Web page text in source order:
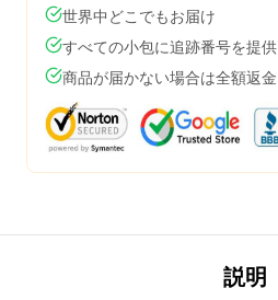
世界中どこでもお届け
すべての小包に追跡番号を提供
商品が届かない場合は全額返金
説明